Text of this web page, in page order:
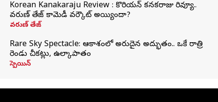
Korean Kanakaraju Review : కొరియన్ కనకరాజు రివ్యూ..
వరుణ్ తేజ్ కామెడీ వర్కౌట్ అయ్యిందా?
వరుణ్ తేజ్
Rare Sky Spectacle: ఆకాశంలో అరుదైన అద్భుతం.. ఒకే రాత్రి
రెండు చీకట్లు, ఉల్కాపాతం
స్పెయిన్